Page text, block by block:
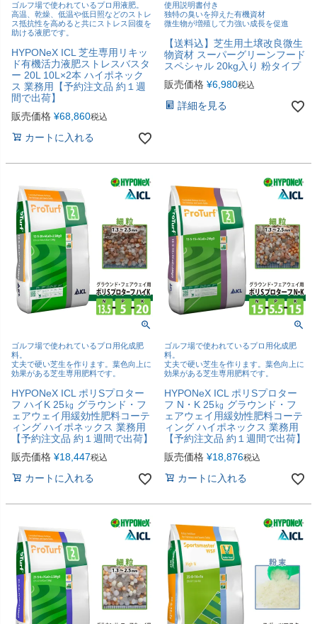
ゴルフ場で使われているプロ用液肥。
高温、乾燥、低温や低日照などのストレ
ス抵抗性を高めると共にストレス回復を
助ける液肥です。
HYPONeX ICL 芝生専用リキッ
ド有機活力液肥ストレスバスタ
ー 20L 10L×2本 ハイポネック
ス 業務用【予約注文品 約１週
間で出荷】
販売価格 ¥68,860税込
カートに入れる
使用説明書付き
独特の臭いを抑えた有機資材
微生物が増殖して力強い成長を促進
【送料込】芝生用土壌改良微生
物資材 スーパーグリーンフード
スペシャル 20kg入り 粉タイプ
販売価格 ¥6,980税込
詳細を見る
ゴルフ場で使われているプロ用化成肥
料。
丈夫で硬い芝生を作ります。葉色向上に
効果がある芝生専用肥料です。
HYPONeX ICL ポリSプロター
フ ハイK 25㎏ グラウンド・フ
ェアウェイ用緩効性肥料コーテ
ィング ハイポネックス 業務用
【予約注文品 約１週間で出荷】
販売価格 ¥18,447税込
カートに入れる
ゴルフ場で使われているプロ用化成肥
料。
丈夫で硬い芝生を作ります。葉色向上に
効果がある芝生専用肥料です。
HYPONeX ICL ポリSプロター
フ N・K 25㎏ グラウンド・フ
ェアウェイ用緩効性肥料コーテ
ィング ハイポネックス 業務用
【予約注文品 約１週間で出荷】
販売価格 ¥18,876税込
カートに入れる